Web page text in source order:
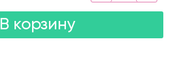
В корзину